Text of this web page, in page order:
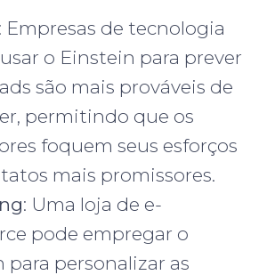
: Empresas de tecnologia
o Einstein para prever
são mais prováveis de
permitindo que os
foquem seus esforços
mais promissores.
: Uma loja de e-
pode empregar o
para personalizar as